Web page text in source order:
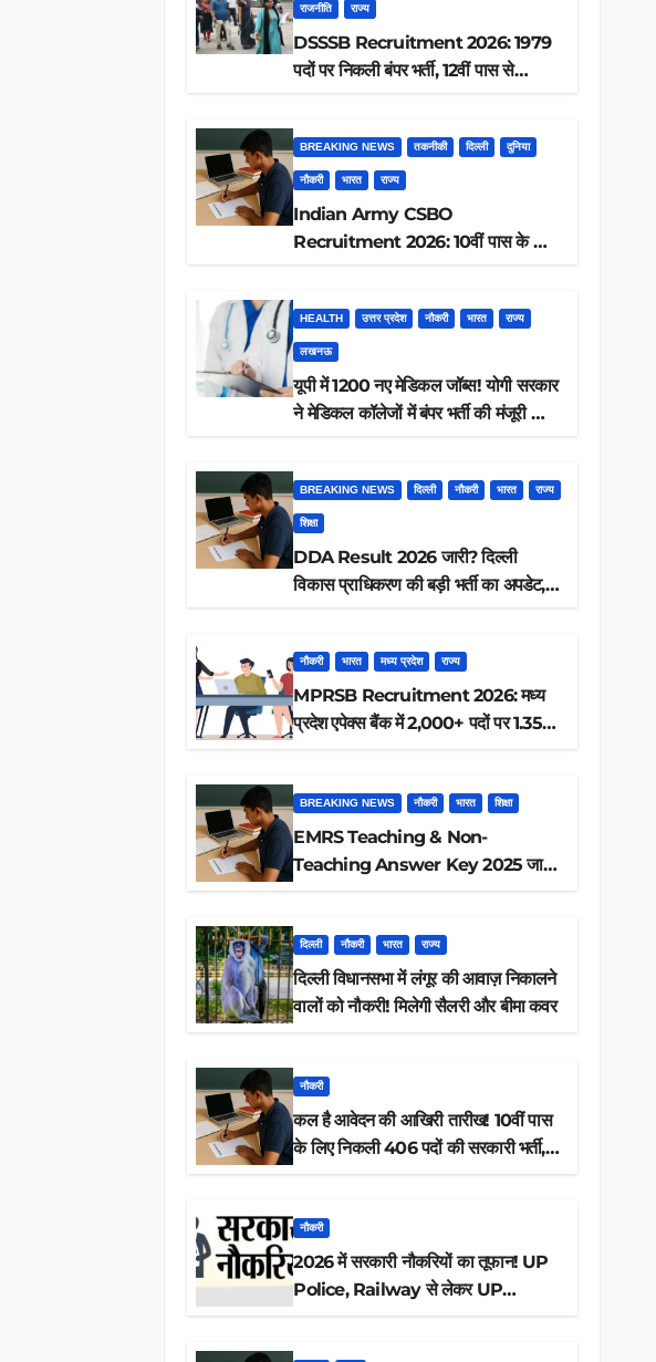
राजनीति राज्य
DSSSB Recruitment 2026: 1979
पदों पर निकली बंपर भर्ती, 12वीं पास से
BREAKING NEWS तकनीकी दिल्ली दुनिया
नौकरी भारत राज्य
Indian Army CSBO
Recruitment 2026: 10वीं पास के लिए
HEALTH उत्तर प्रदेश नौकरी भारत राज्य
लखनऊ
यूपी में 1200 नए मेडिकल जॉब्स! योगी सरकार
ने मेडिकल कॉलेजों में बंपर भर्ती की मंजूरी —
BREAKING NEWS दिल्ली नौकरी भारत राज्य
शिक्षा
DDA Result 2026 जारी? दिल्ली
विकास प्राधिकरण की बड़ी भर्ती का अपडेट,
नौकरी भारत मध्य प्रदेश राज्य
MPRSB Recruitment 2026: मध्य
प्रदेश एपेक्स बैंक में 2,000+ पदों पर 1.35
BREAKING NEWS नौकरी भारत शिक्षा
EMRS Teaching & Non-
Teaching Answer Key 2025 जारी,
दिल्ली नौकरी भारत राज्य
दिल्ली विधानसभा में लंगूर की आवाज़ निकालने
वालों को नौकरी! मिलेगी सैलरी और बीमा कवर
नौकरी
कल है आवेदन की आखिरी तारीख! 10वीं पास
के लिए निकली 406 पदों की सरकारी भर्ती,
नौकरी
2026 में सरकारी नौकरियों का तूफान! UP
Police, Railway से लेकर UP